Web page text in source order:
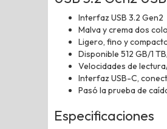
Interfaz USB 3.2 Gen2
Malva y crema dos
Ligero, fino y
Disponible 512 GB/1
Velocidades de
Interfaz USB-C,
Pasó la prueba de
Especificaciones